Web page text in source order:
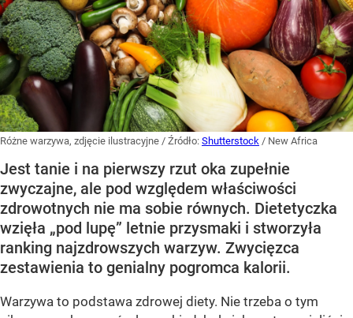
Różne warzywa, zdjęcie ilustracyjne / Źródło: Shutterstock / New Africa
Jest tanie i na pierwszy rzut oka zupełnie
zwyczajne, ale pod względem właściwości
zdrowotnych nie ma sobie równych. Dietetyczka
wzięła „pod lupę” letnie przysmaki i stworzyła
ranking najzdrowszych warzyw. Zwycięzca
zestawienia to genialny pogromca kalorii.
Warzywa to podstawa zdrowej diety. Nie trzeba o tym